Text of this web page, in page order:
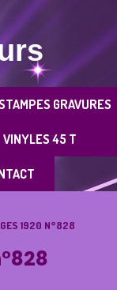
GRAVURES
VINYLES 45 T
1920 N°828